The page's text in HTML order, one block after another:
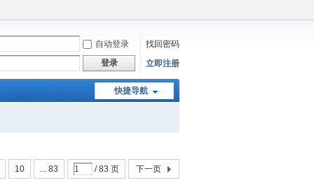
自动登录
找回密码
登录
立即注册
快捷导航
10 ... 83 / 83 页 下一页